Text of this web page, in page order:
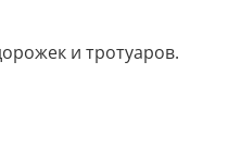
и тротуаров.